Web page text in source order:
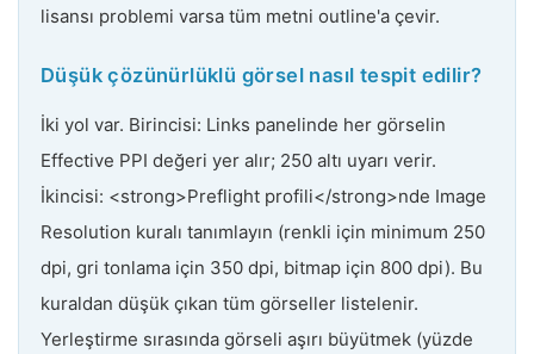
lisansı problemi varsa tüm metni outline'a çevir.
Düşük çözünürlüklü görsel nasıl tespit edilir?
İki yol var. Birincisi: Links panelinde her görselin
Effective PPI değeri yer alır; 250 altı uyarı verir.
İkincisi: <strong>Preflight profili</strong>nde Image
Resolution kuralı tanımlayın (renkli için minimum 250
dpi, gri tonlama için 350 dpi, bitmap için 800 dpi). Bu
kuraldan düşük çıkan tüm görseller listelenir.
Yerleştirme sırasında görseli aşırı büyütmek (yüzde